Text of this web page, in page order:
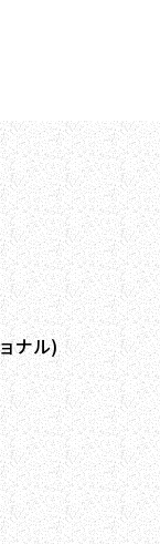
ナル)